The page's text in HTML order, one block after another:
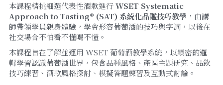
本課程精挑細選代表性酒款進行 WSET Systematic
Approach to Tasting® (SAT) 系統化品鑑技巧教學，由講
師帶領學員親身體驗，學會形容葡萄酒的技巧與字詞，以後在
社交場合不怕看不懂喝不懂。
本課程旨在了解並運用 WSET 葡萄酒教學系統，以縝密的邏
輯學習認識葡萄酒世界，包含品種風格、產區主題研究、品飲
技巧練習、酒款風格探討、模擬答題練習及互動式討論。